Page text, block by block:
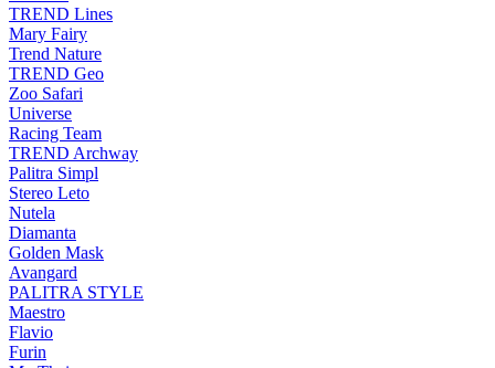
TREND Lines
Mary Fairy
Trend Nature
TREND Geo
Zoo Safari
Universe
Racing Team
TREND Archway
Palitra Simpl
Stereo Leto
Nutela
Diamanta
Golden Mask
Avangard
PALITRA STYLE
Maestro
Flavio
Furin